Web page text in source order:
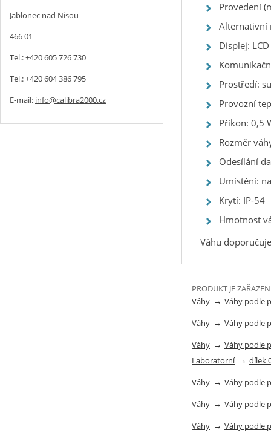
Provedení
Alternativní
Displej:
Prostředí:
Provozní
Příkon: 0,5
Rozměr
Odesílání
Umístění:
Krytí: IP-54
Hmotnost
Váhu
PRODUKT JE
Váhy → Váhy podle
Váhy → Váhy podle
Váhy → Váhy podle
Laboratorní → dílek
Váhy → Váhy podle
Váhy → Váhy podle
Váhy → Váhy podle
Jablonec nad Nisou
466 01
Tel.: +420 605 726 730
Tel.: +420 604 386 795
E-mail: info@calibra2000.cz